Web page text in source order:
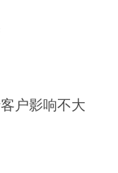
户影响不大